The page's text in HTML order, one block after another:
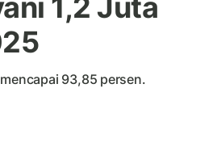
1,2 Juta
93,85 persen.